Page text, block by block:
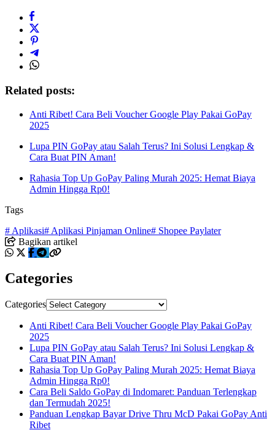
Related posts:
Anti Ribet! Cara Beli Voucher Google Play Pakai GoPay
2025
Lupa PIN GoPay atau Salah Terus? Ini Solusi Lengkap &
Cara Buat PIN Aman!
Rahasia Top Up GoPay Paling Murah 2025: Hemat Biaya
Admin Hingga Rp0!
Tags
# Aplikasi# Aplikasi Pinjaman Online# Shopee Paylater
Bagikan artikel
Categories
Categories
Anti Ribet! Cara Beli Voucher Google Play Pakai GoPay
2025
Lupa PIN GoPay atau Salah Terus? Ini Solusi Lengkap &
Cara Buat PIN Aman!
Rahasia Top Up GoPay Paling Murah 2025: Hemat Biaya
Admin Hingga Rp0!
Cara Beli Saldo GoPay di Indomaret: Panduan Terlengkap
dan Termudah 2025!
Panduan Lengkap Bayar Drive Thru McD Pakai GoPay Anti
Ribet